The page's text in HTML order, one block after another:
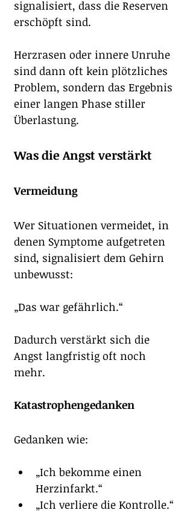
signalisiert, dass die Reserven
erschöpft sind.
Herzrasen oder innere Unruhe
sind dann oft kein plötzliches
Problem, sondern das Ergebnis
einer langen Phase stiller
Überlastung.
Was die Angst verstärkt
Vermeidung
Wer Situationen vermeidet, in
denen Symptome aufgetreten
sind, signalisiert dem Gehirn
unbewusst:
„Das war gefährlich.“
Dadurch verstärkt sich die
Angst langfristig oft noch
mehr.
Katastrophengedanken
Gedanken wie:
„Ich bekomme einen
Herzinfarkt.“
„Ich verliere die Kontrolle.“